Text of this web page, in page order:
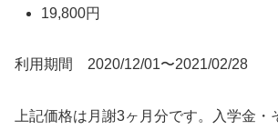
19,800円
利用期間 2020/12/01〜2021/02/28
上記価格は月謝3ヶ月分です。入学金・